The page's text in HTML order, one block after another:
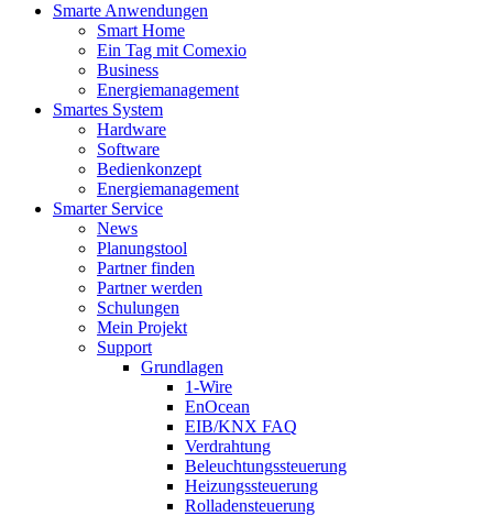
Smarte Anwendungen
Smart Home
Ein Tag mit Comexio
Business
Energiemanagement
Smartes System
Hardware
Software
Bedienkonzept
Energiemanagement
Smarter Service
News
Planungstool
Partner finden
Partner werden
Schulungen
Mein Projekt
Support
Grundlagen
1-Wire
EnOcean
EIB/KNX FAQ
Verdrahtung
Beleuchtungssteuerung
Heizungssteuerung
Rolladensteuerung